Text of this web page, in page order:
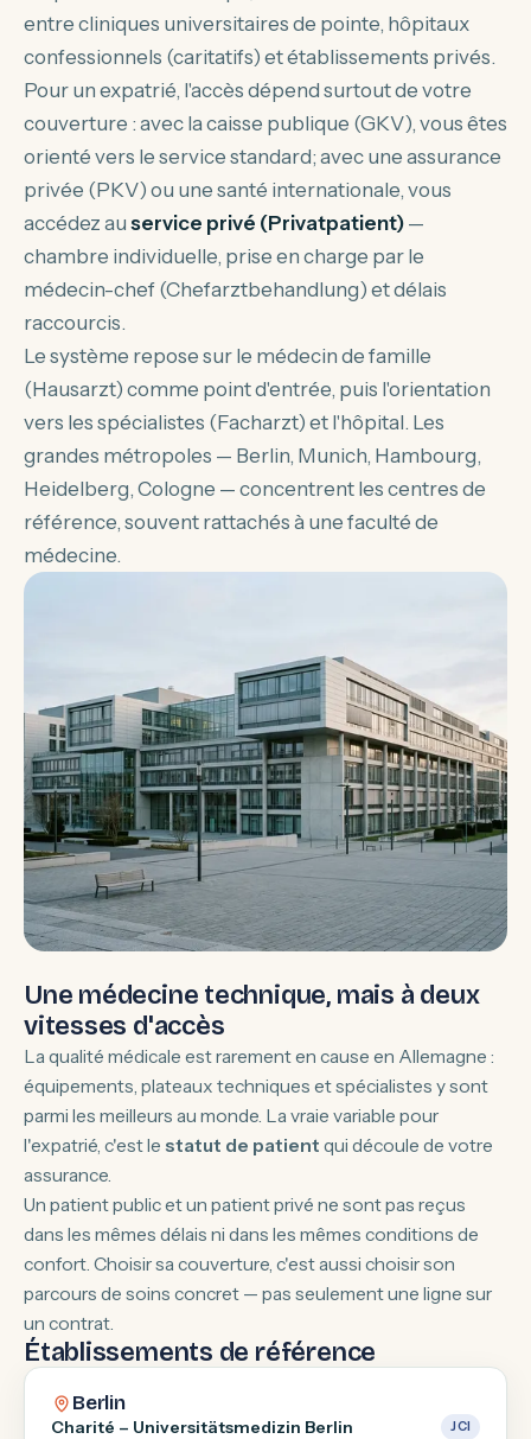
entre cliniques universitaires de pointe, hôpitaux
confessionnels (caritatifs) et établissements privés.
Pour un expatrié, l'accès dépend surtout de votre
couverture : avec la caisse publique (GKV), vous êtes
orienté vers le service standard; avec une assurance
privée (PKV) ou une santé internationale, vous
accédez au service privé (Privatpatient) —
chambre individuelle, prise en charge par le
médecin-chef (Chefarztbehandlung) et délais
raccourcis.
Le système repose sur le médecin de famille
(Hausarzt) comme point d'entrée, puis l'orientation
vers les spécialistes (Facharzt) et l'hôpital. Les
grandes métropoles — Berlin, Munich, Hambourg,
Heidelberg, Cologne — concentrent les centres de
référence, souvent rattachés à une faculté de
médecine.
Une médecine technique, mais à deux
vitesses d'accès
La qualité médicale est rarement en cause en Allemagne :
équipements, plateaux techniques et spécialistes y sont
parmi les meilleurs au monde. La vraie variable pour
l'expatrié, c'est le statut de patient qui découle de votre
assurance.
Un patient public et un patient privé ne sont pas reçus
dans les mêmes délais ni dans les mêmes conditions de
confort. Choisir sa couverture, c'est aussi choisir son
parcours de soins concret — pas seulement une ligne sur
un contrat.
Établissements de référence
Berlin
Charité – Universitätsmedizin Berlin JCI